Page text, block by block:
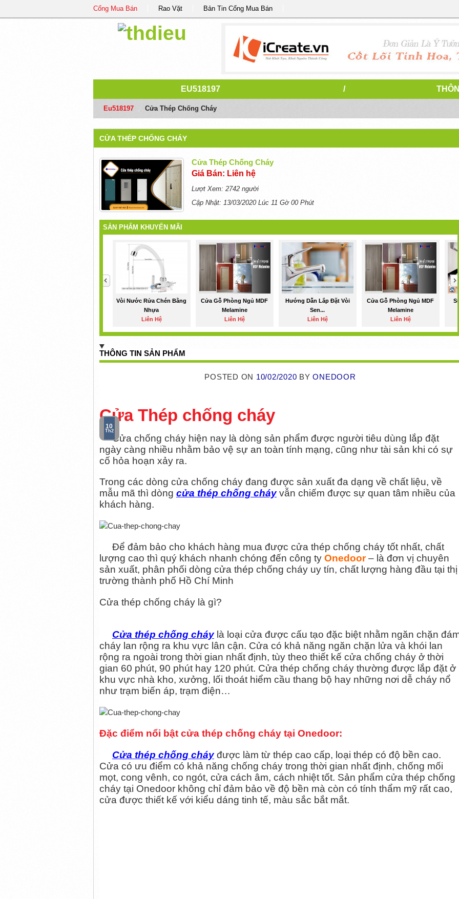
Cổng Mua Bán Rao Vặt Bản Tin Cổng Mua Bán
EU518197 /
Eu518197 Cửa Thép Chống Cháy
CỬA THÉP CHỐNG CHÁY
Cửa Thép Chống Cháy
Giá Bán: Liên hệ
Lượt Xem: 2742 người
Cập Nhật: 13/03/2020 Lúc 11 Gờ 00 Phút
SẢN PHẨM KHUYẾN MÃI
Vòi Nước Rửa Chén Bằng
Nhựa
Liên Hệ
Cửa Gỗ Phòng Ngủ MDF
Melamine
Liên Hệ
Hướng Dẫn Lắp Đặt Vòi
Sen...
Liên Hệ
Cửa Gỗ Phòng Ngủ MDF
Melamine
Liên Hệ
THÔNG TIN SẢN PHẨM
POSTED ON 10/02/2020 BYONEDOOR
10
Th2
Cửa Thép chống cháy
Cửa chống cháy hiện nay là dòng sản phẩm được người tiêu dùng lắp đặt
ngày càng nhiều nhằm bảo vệ sự an toàn tính mạng, cũng như tài sản khi có sự
cố hỏa hoạn xảy ra.
Trong các dòng cửa chống cháy đang được sản xuất đa dạng về chất liệu, về
mẫu mã thì dòng cửa thép chống cháyvẫn chiếm được sự quan tâm nhiều của
khách hàng.
Để đảm bảo cho khách hàng mua được cửa thép chống cháy tốt nhất, chất
lượng cao thì quý khách nhanh chóng đến công ty Onedoor– là đơn vị chuyên
sản xuất, phân phối dòng cửa thép chống cháy uy tín, chất lượng hàng đầu tại thị
trường thành phố Hồ Chí Minh
Cửa thép chống cháy là gì?
Cửa thép chống cháylà loại cửa được cấu tạo đặc biệt nhằm ngăn chặn
cháy lan rộng ra khu vực lân cận. Cửa có khả năng ngăn chặn lửa và khói lan
rộng ra ngoài trong thời gian nhất định, tùy theo thiết kế cửa chống cháy ở thời
gian 60 phút, 90 phút hay 120 phút. Cửa thép chống cháy thường được lắp đặt ở
khu vực nhà kho, xưởng, lối thoát hiểm cầu thang bộ hay những nơi dễ cháy nổ
như trạm biến áp, trạm điện…
Đặc điểm nổi bật cửa thép chống cháy tại Onedoor:
Cửa thép chống cháyđược làm từ thép cao cấp, loại thép có độ bền cao.
Cửa có ưu điểm có khả năng chống cháy trong thời gian nhất định, chống mối
mọt, cong vênh, co ngót, cửa cách âm, cách nhiệt tốt. Sản phẩm cửa thép chống
cháy tại Onedoor không chỉ đảm bảo về độ bền mà còn có tính thẩm mỹ rất cao,
cửa được thiết kế với kiểu dáng tinh tế, màu sắc bắt mắt.